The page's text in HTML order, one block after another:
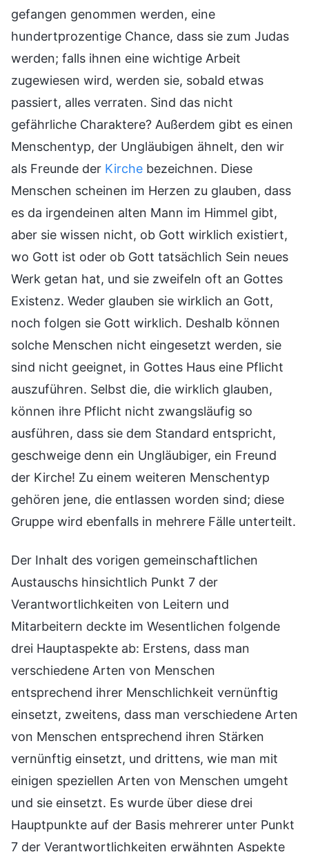
gefangen genommen werden, eine
hundertprozentige Chance, dass sie zum Judas
werden; falls ihnen eine wichtige Arbeit
zugewiesen wird, werden sie, sobald etwas
passiert, alles verraten. Sind das nicht
gefährliche Charaktere? Außerdem gibt es einen
Menschentyp, der Ungläubigen ähnelt, den wir
als Freunde der Kirche bezeichnen. Diese
Menschen scheinen im Herzen zu glauben, dass
es da irgendeinen alten Mann im Himmel gibt,
aber sie wissen nicht, ob Gott wirklich existiert,
wo Gott ist oder ob Gott tatsächlich Sein neues
Werk getan hat, und sie zweifeln oft an Gottes
Existenz. Weder glauben sie wirklich an Gott,
noch folgen sie Gott wirklich. Deshalb können
solche Menschen nicht eingesetzt werden, sie
sind nicht geeignet, in Gottes Haus eine Pflicht
auszuführen. Selbst die, die wirklich glauben,
können ihre Pflicht nicht zwangsläufig so
ausführen, dass sie dem Standard entspricht,
geschweige denn ein Ungläubiger, ein Freund
der Kirche! Zu einem weiteren Menschentyp
gehören jene, die entlassen worden sind; diese
Gruppe wird ebenfalls in mehrere Fälle unterteilt.
Der Inhalt des vorigen gemeinschaftlichen
Austauschs hinsichtlich Punkt 7 der
Verantwortlichkeiten von Leitern und
Mitarbeitern deckte im Wesentlichen folgende
drei Hauptaspekte ab: Erstens, dass man
verschiedene Arten von Menschen
entsprechend ihrer Menschlichkeit vernünftig
einsetzt, zweitens, dass man verschiedene Arten
von Menschen entsprechend ihren Stärken
vernünftig einsetzt, und drittens, wie man mit
einigen speziellen Arten von Menschen umgeht
und sie einsetzt. Es wurde über diese drei
Hauptpunkte auf der Basis mehrerer unter Punkt
7 der Verantwortlichkeiten erwähnten Aspekte